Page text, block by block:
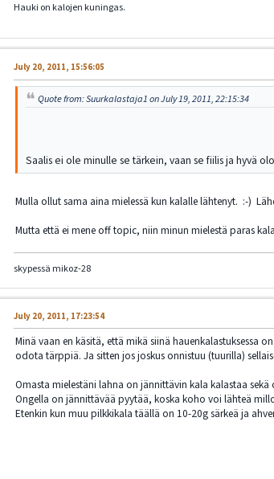
Hauki on kalojen kuningas.
July 20, 2011, 15:56:05
Quote from: Suurkalastaja1 on July 19, 2011, 22:15:34
Saalis ei ole minulle se tärkein, vaan se fiilis ja hyvä
Mulla ollut sama aina mielessä kun kalalle lähtenyt. :-)
Mutta että ei mene off topic, niin minun mielestä paras
skypessä mikoz-28
July 20, 2011, 17:23:54
Minä vaan en käsitä, että mikä siinä hauenkalastuksessa
odota tärppiä. Ja sitten jos joskus onnistuu (tuurilla)
Omasta mielestäni lahna on jännittävin kala kalastaa
Ongella on jännittävää pyytää, koska koho voi lähteä
Etenkin kun muu pilkkikala täällä on 10-20g särkeä ja